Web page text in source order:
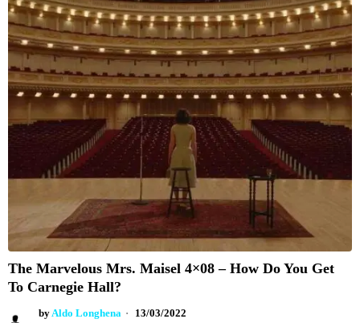
The Marvelous Mrs. Maisel 4×08 – How Do You Get
To Carnegie Hall?
byAldo Longhena 13/03/2022